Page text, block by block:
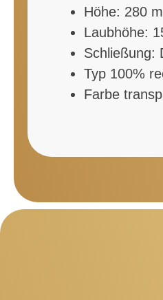
Höhe: 280
Laubhöhe:
Schließung:
Typ 100%
Farbe